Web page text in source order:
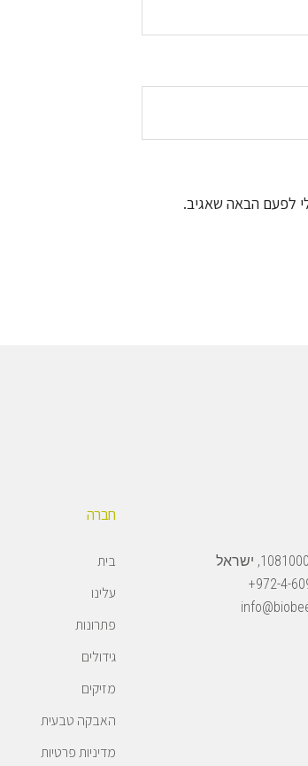
לפעם הבאה שאגיב.
חברה
בית
עלינו
פתרונות
גידולים
מזיקים
האבקה טבעית
מדיניות פרטיות
972-4-